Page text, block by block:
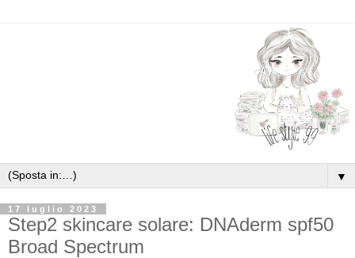
▼
17 luglio 2023
Step2 skincare solare: DNAderm spf50
Broad Spectrum